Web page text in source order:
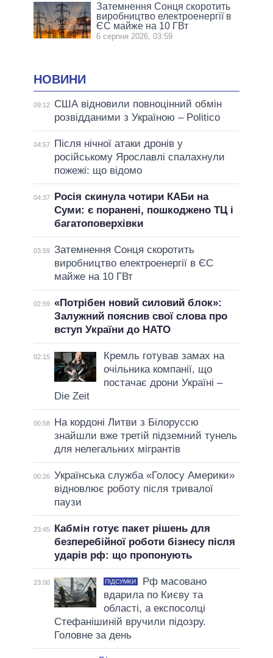
Затемнення Сонця скоротить
виробництво електроенергії в
ЄС майже на 10 ГВт
6 серпня 2026, 03:59
НОВИНИ
09:12
США відновили повноцінний обмін
розвідданими з Україною – Politico
04:57
Після нічної атаки дронів у
російському Ярославлі спалахнули
пожежі: що відомо
04:37
Росія скинула чотири КАБи на
Суми: є поранені, пошкоджено ТЦ і
багатоповерхівки
03:59 Затемнення Сонця скоротить
виробництво електроенергії в ЄС
майже на 10 ГВт
02:59 «Потрібен новий силовий блок»:
Залужний пояснив свої слова про
вступ України до НАТО
02:15
Кремль готував замах на
очільника компанії, що
постачає дрони Україні –
Die Zeit
00:58
На кордоні Литви з Білоруссю
знайшли вже третій підземний тунель
для нелегальних мігрантів
00:26 Українська служба «Голосу Америки»
відновлює роботу після тривалої
паузи
23:45
Кабмін готує пакет рішень для
безперебійної роботи бізнесу після
ударів рф: що пропонують
23:00 ПІДСУМКИ
Рф масовано
вдарила по Києву та
області, а експосолці
Стефанішиній вручили підозру.
Головне за день